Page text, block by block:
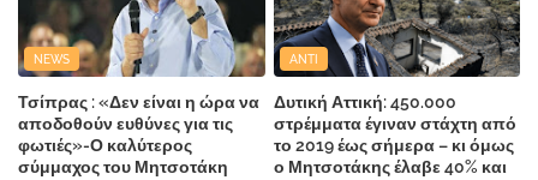
NEWS
Τσίπρας : «Δεν είναι η ώρα να
αποδοθούν ευθύνες για τις
φωτιές»-Ο καλύτερος
σύμμαχος του Μητσοτάκη
ANTI
Δυτική Αττική: 450.000
στρέμματα έγιναν στάχτη από
το 2019 έως σήμερα – κι όμως
ο Μητσοτάκης έλαβε 40% και